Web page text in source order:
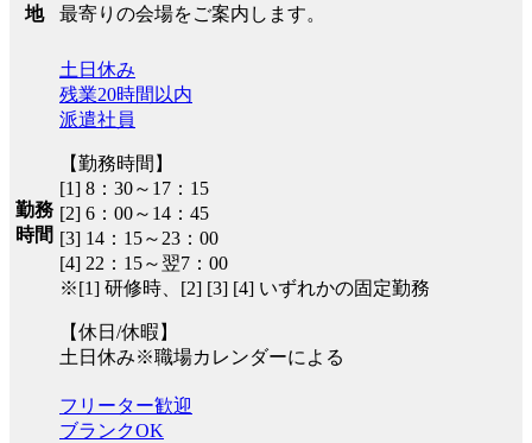
地
最寄りの会場をご案内します。
勤務
時間
土日休み
残業20時間以内
派遣社員
【勤務時間】
[1] 8：30～17：15
[2] 6：00～14：45
[3] 14：15～23：00
[4] 22：15～翌7：00
※[1] 研修時、[2] [3] [4] いずれかの固定勤務
【休日/休暇】
土日休み※職場カレンダーによる
フリーター歓迎
ブランクOK